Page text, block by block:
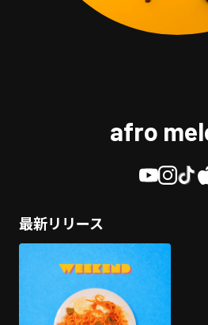
afro
最新リリース